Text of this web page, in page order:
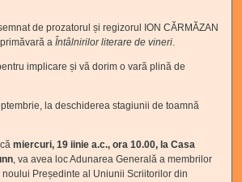
de prozatorul și regizorul ION CĂRMĂZAN
aÎntâlnirilor literare de vineri.
implicare și vă dorim o vară plină de
la deschiderea stagiunii de toamnă
miercuri, 19 iinie a.c., ora 10.00, la Casa
, va avea loc Adunarea Generală a membrilor
Președinte al Uniunii Scriitorilor din